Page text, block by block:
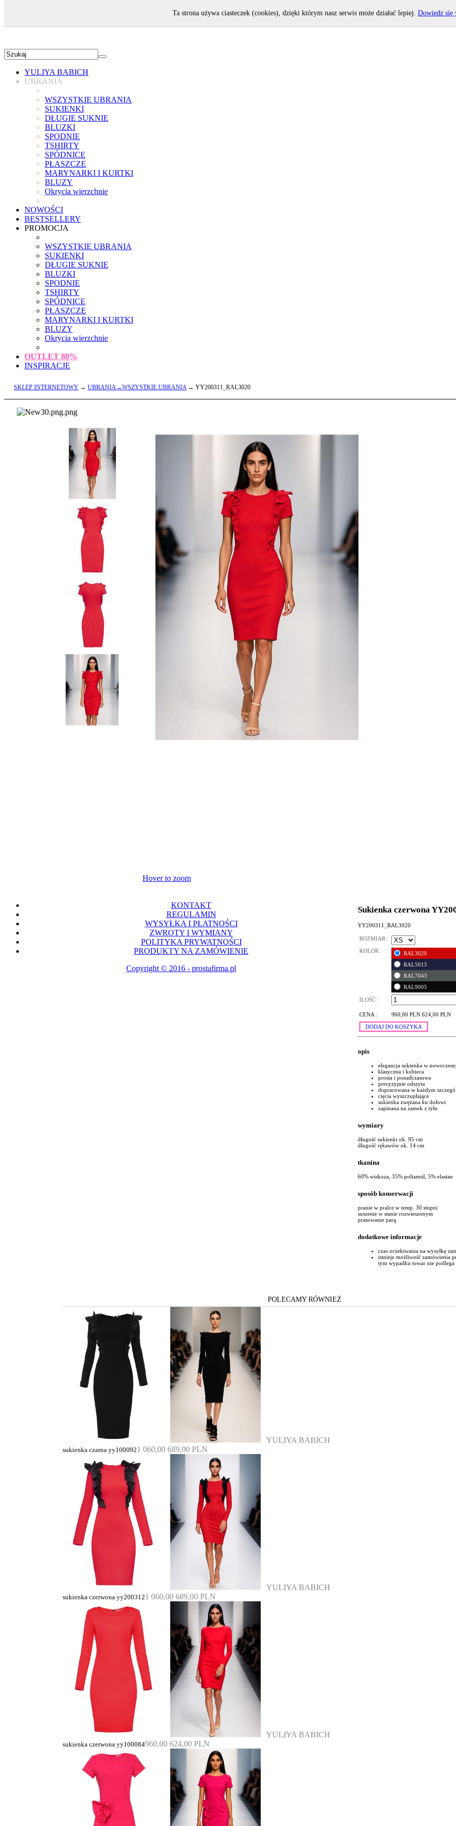
YULIYA BABICH
UBRANIA
WSZYSTKIE UBRANIA
SUKIENKI
DŁUGIE SUKNIE
BLUZKI
SPODNIE
TSHIRTY
SPÓDNICE
PŁASZCZE
MARYNARKI I KURTKI
BLUZY
Okrycia wierzchnie
NOWOŚCI
BESTSELLERY
PROMOCJA
WSZYSTKIE UBRANIA
SUKIENKI
DŁUGIE SUKNIE
BLUZKI
SPODNIE
TSHIRTY
SPÓDNICE
PŁASZCZE
MARYNARKI I KURTKI
BLUZY
Okrycia wierzchnie
OUTLET 80%
INSPIRACJE
SKLEP INTERNETOWY → UBRANIA→WSZYSTKIE UBRANIA→ YY200311_RAL3020
Hover to zoom
Sukienka czerwona
YY200311_RAL3020
ROZMIAR :
KOLOR :
RAL3020
RAL5013
RAL7043
RAL9005
ILOŚĆ :
CENA : 960,00 PLN 624,00 PLN
DODAJ DO KOSZYKA
opis
elegancja sukienka w
klasyczna i kobieca
prosta i ponadczasowa
precyzyjnie odszyta
dopracowana w każdym
cięcia wyszczuplające
sukienka zwężana ku dołowi
zapinana na zamek z tyłu
wymiary
długość sukienki ok. 95 cm
długość rękawów ok. 14 cm
tkanina
60% wiskoza, 35% poliamid, 5% elastan
sposób konserwacji
pranie w pralce w temp. 30 stopni
suszenie w stanie rozwieszonym
prasowanie parą
dodatkowe informacje
czas oczekiwania na wysyłkę
istnieje możliwość zamówienia
tym wypadku towar nie
POLECAMY RÓWNIEŻ
YULIYA BABICH
sukienka czarna yy1000921 060,00 689,00 PLN
YULIYA BABICH
sukienka czerwona yy2003121 060,00 689,00 PLN
YULIYA BABICH
sukienka czerwona yy100084960,00 624,00 PLN
KONTAKT
REGULAMIN
WYSYŁKA I PŁATNOŚCI
ZWROTY I WYMIANY
POLITYKA PRYWATNOŚCI
PRODUKTY NA ZAMÓWIENIE
Copyright © 2016 - prostafirma.pl
Ta strona używa ciasteczek (cookies), dzięki którym nasz serwis może działać lepiej. Dowiedz się